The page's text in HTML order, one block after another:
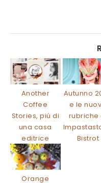
Another
Coffee
Stories, piú di
una casa
editrice
Autunno
e le
rubriche
Bistrot
Orange